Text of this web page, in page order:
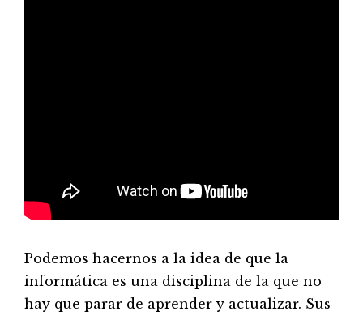
Podemos hacernos a la idea de que la
informática es una disciplina de la que no
hay que parar de aprender y actualizar. Sus